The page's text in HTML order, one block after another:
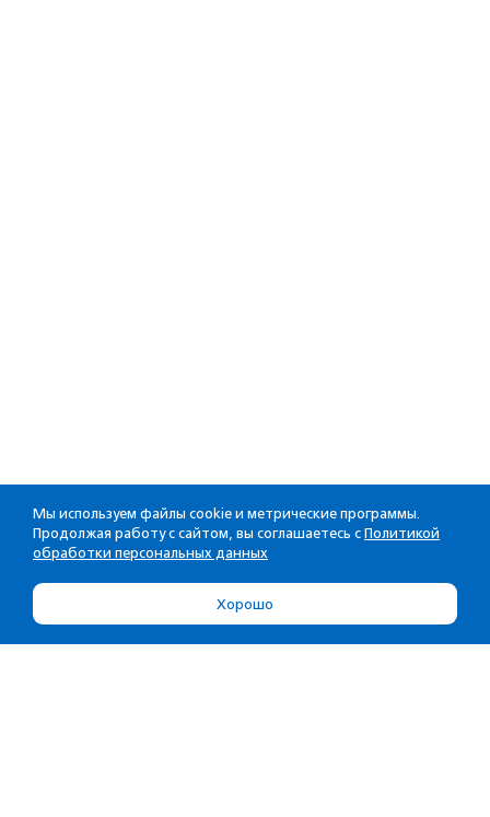
Мы используем файлы cookie и метрические программы.
Продолжая работу с сайтом, вы соглашаетесь с Политикой
обработки персональных данных
Хорошо